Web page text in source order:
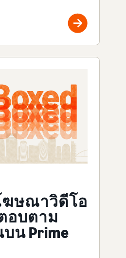
ฆษณาวิดีโอ
อบตาม
น Prime